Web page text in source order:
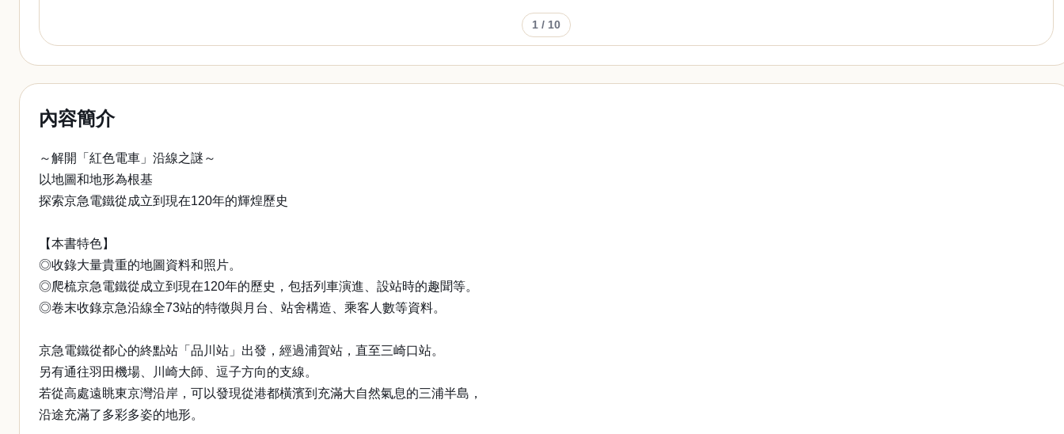
1 / 10
內容簡介
～解開「紅色電車」沿線之謎～
以地圖和地形為根基
探索京急電鐵從成立到現在120年的輝煌歷史
【本書特色】
◎收錄大量貴重的地圖資料和照片。
◎爬梳京急電鐵從成立到現在120年的歷史，包括列車演進、設站時的趣聞等。
◎卷末收錄京急沿線全73站的特徵與月台、站舍構造、乘客人數等資料。
京急電鐵從都心的終點站「品川站」出發，經過浦賀站，直至三崎口站。
另有通往羽田機場、川崎大師、逗子方向的支線。
若從高處遠眺東京灣沿岸，可以發現從港都橫濱到充滿大自然氣息的三浦半島，
沿途充滿了多彩多姿的地形。